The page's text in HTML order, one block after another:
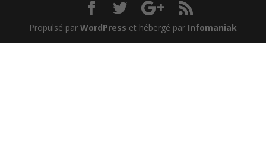
Propulsé par WordPress et hébergé par Infomaniak